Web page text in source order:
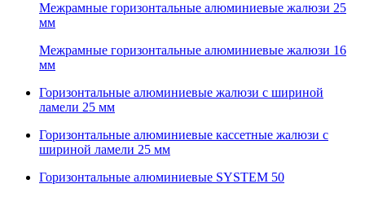
Межрамные горизонтальные алюминиевые жалюзи 25
мм
Межрамные горизонтальные алюминиевые жалюзи 16
мм
Горизонтальные алюминиевые жалюзи с шириной
ламели 25 мм
Горизонтальные алюминиевые кассетные жалюзи с
шириной ламели 25 мм
Горизонтальные алюминиевые SYSTEM 50